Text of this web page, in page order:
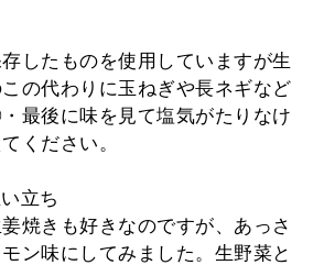
したものを使用していますが生
の代わりに玉ねぎや長ネギなど
最後に味を見て塩気がたりなけ
ください。
立ち
焼きも好きなのですが、あっさ
ン味にしてみました。生野菜と